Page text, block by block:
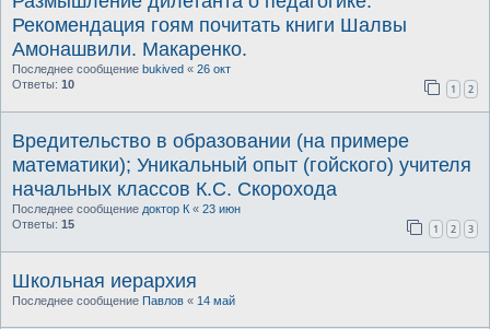
Рекомендация гоям почитать книги Шалвы
Амонашвили. Макаренко.
Последнее сообщение bukived « 26 окт
Ответы: 10 1 2
Вредительство в образовании (на примере
математики); Уникальный опыт (гойского) учителя
начальных классов К.С. Скорохода
Последнее сообщение доктор К « 23 июн
Ответы: 15 1 2 3
Школьная иерархия
Последнее сообщение Павлов « 14 май